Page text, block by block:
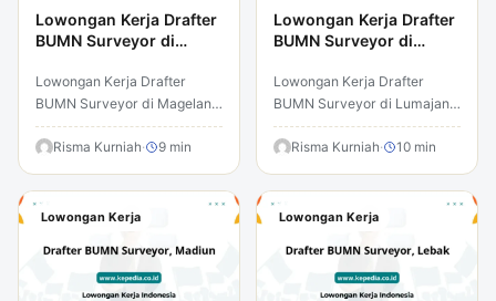
Lowongan Kerja Drafter
BUMN Surveyor di
Lowongan Kerja Drafter
BUMN Surveyor di Magelang
– Temukan peluang karir
menarik yang dapat
mengubah masa depan
Anda. Lowongan kerja…
Risma Kurniah· 9 min
Lowongan Kerja Drafter
BUMN Surveyor di
Lowongan Kerja Drafter
BUMN Surveyor di Lumajang
– Temukan peluang karir
menarik yang dapat
mengubah masa depan
Anda. Lowongan kerja…
Risma Kurniah· 10 min
Lowongan Kerja Lowongan Kerja